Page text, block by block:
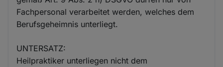
Fachpersonal verarbeitet werden, welches dem
Berufsgeheimnis unterliegt.
UNTERSATZ:
Heilpraktiker unterliegen nicht dem